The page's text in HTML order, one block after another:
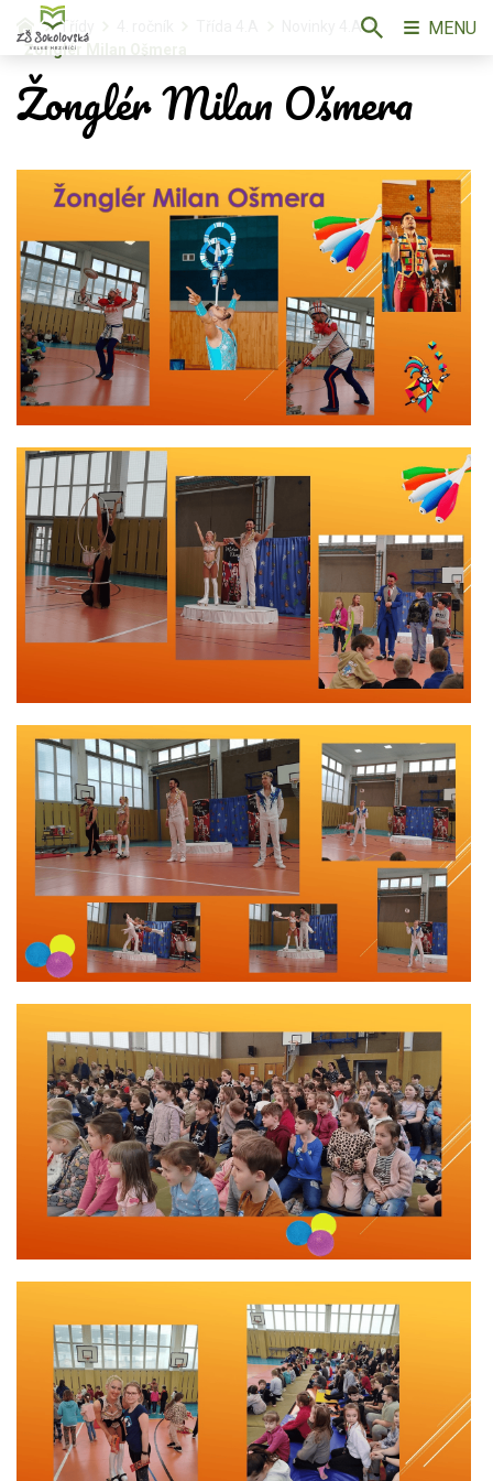
Třídy
Novinky 4.A
Žonglér Milan Ošmera
Žonglér Milan Ošmera
MENU